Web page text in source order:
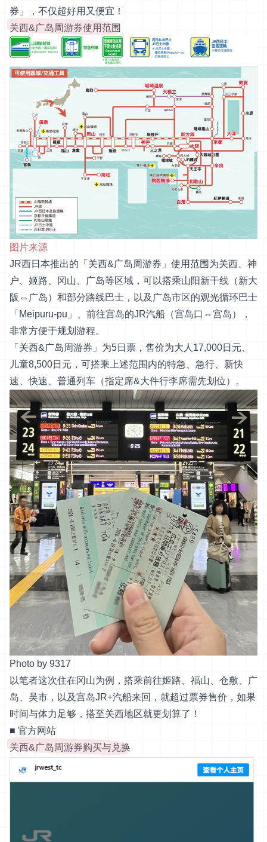
券」，不仅超好用又便宜！
关西&广岛周游券使用范围
图片来源
JR西日本推出的「关西&广岛周游券」使用范围为关西、神
户、姬路、冈山、广岛等区域，可以搭乘山阳新干线（新大
阪⇔广岛）和部分路线巴士，以及广岛市区的观光循环巴士
「Meipuru-pu」、前往宫岛的JR汽船（宫岛口⇔宫岛），
非常方便于规划游程。
「关西&广岛周游券」为5日票，售价为大人17,000日元、
儿童8,500日元，可搭乘上述范围内的特急、急行、新快
速、快速、普通列车（指定席&大件行李席需先划位）。
Photo by 9317
以笔者这次住在冈山为例，搭乘前往姬路、福山、仓敷、广
岛、吴市，以及宫岛JR+汽船来回，就超过票券售价，如果
时间与体力足够，搭至关西地区就更划算了！
■ 官方网站
关西&广岛周游券购买与兑换